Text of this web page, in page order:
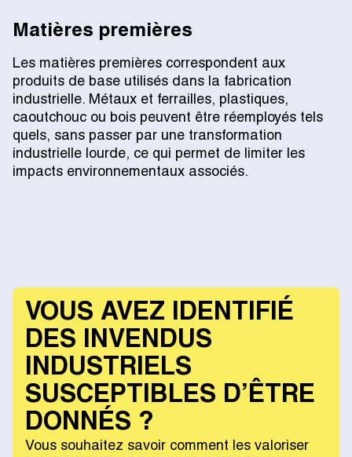
Matières premières
Les matières premières correspondent aux
produits de base utilisés dans la fabrication
industrielle. Métaux et ferrailles, plastiques,
caoutchouc ou bois peuvent être réemployés tels
quels, sans passer par une transformation
industrielle lourde, ce qui permet de limiter les
impacts environnementaux associés.
VOUS AVEZ IDENTIFIÉ
DES INVENDUS
INDUSTRIELS
SUSCEPTIBLES D’ÊTRE
DONNÉS ?
Vous souhaitez savoir comment les valoriser